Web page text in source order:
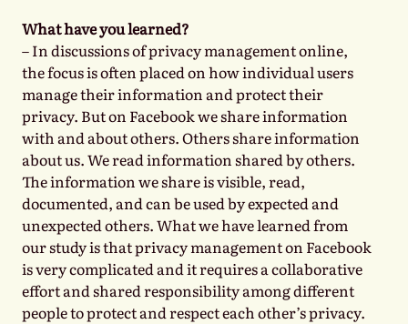
What have you learned?
– In discussions of privacy management online,
the focus is often placed on how individual users
manage their information and protect their
privacy. But on Facebook we share information
with and about others. Others share information
about us. We read information shared by others.
The information we share is visible, read,
documented, and can be used by expected and
unexpected others. What we have learned from
our study is that privacy management on Facebook
is very complicated and it requires a collaborative
effort and shared responsibility among different
people to protect and respect each other’s privacy.